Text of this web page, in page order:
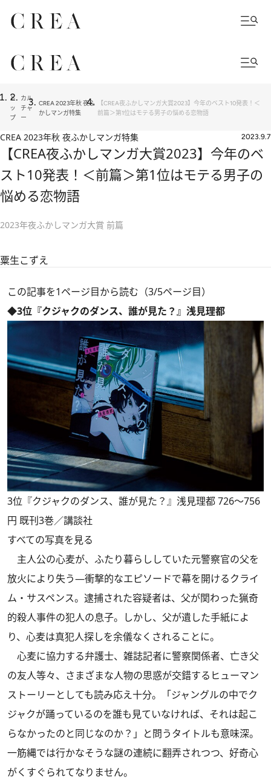
ト
ッ
プ
カル
チャ
ー
CREA 2023年秋 夜ふ
かしマンガ特集
【CREA夜ふかしマンガ大賞2023】今年のベスト10発表！＜
前篇＞第1位はモテる男子の悩める恋物語
CREA 2023年秋 夜ふかしマンガ特集 2023.9.7
【CREA夜ふかしマンガ大賞2023】今年のベ
スト10発表！＜前篇＞第1位はモテる男子の
悩める恋物語
2023年夜ふかしマンガ大賞 前篇
粟生こずえ
この記事を1ページ目から読む（3/5ページ目）
◆3位『クジャクのダンス、誰が見た？』浅見理都
3位『クジャクのダンス、誰が見た？』浅見理都 726～756
円 既刊3巻／講談社
すべての写真を見る
主人公の心麦が、ふたり暮らししていた元警察官の父を
放火により失う―衝撃的なエピソードで幕を開けるクライ
ム・サスペンス。逮捕された容疑者は、父が関わった猟奇
的殺人事件の犯人の息子。しかし、父が遺した手紙によ
り、心麦は真犯人探しを余儀なくされることに。
心麦に協力する弁護士、雑誌記者に警察関係者、亡き父
の友人等々、さまざまな人物の思惑が交錯するヒューマン
ストーリーとしても読み応え十分。「ジャングルの中でク
ジャクが踊っているのを誰も見ていなければ、それは起こ
らなかったのと同じなのか？」と問うタイトルも意味深。
一筋縄では行かなそうな謎の連続に翻弄されつつ、好奇心
がくすぐられてなりません。